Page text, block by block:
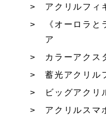
アクリルフィ
《オーロラ
ア
カラーアクス
蓄光アクリル
ビッグアクリ
アクリルスマ